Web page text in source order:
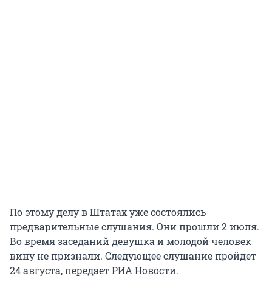
По этому делу в Штатах уже состоялись
предварительные слушания. Они прошли 2 июля.
Во время заседаний девушка и молодой человек
вину не признали. Следующее слушание пройдет
24 августа, передает РИА Новости.